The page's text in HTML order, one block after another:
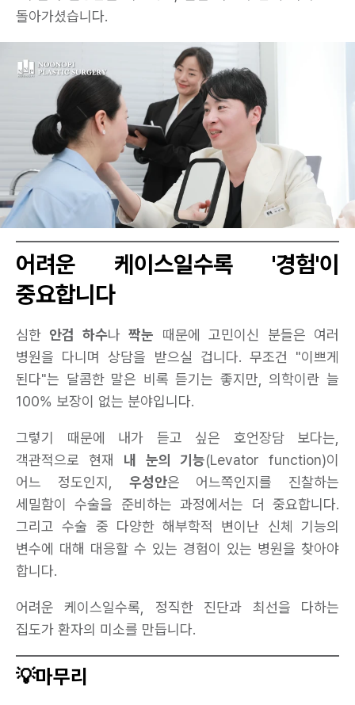
돌아가셨습니다.
어려운 케이스일수록 '경험'이
중요합니다
심한 안검 하수나짝눈 때문에 고민이신 분들은 여러
병원을 다니며 상담을 받으실 겁니다. 무조건 "이쁘게
된다"는 달콤한 말은 비록 듣기는 좋지만, 의학이란 늘
100% 보장이 없는 분야입니다.
그렇기 때문에 내가 듣고 싶은 호언장담 보다는,
객관적으로 현재 내 눈의 기능(Levator function)이
어느 정도인지, 우성안은 어느쪽인지를 진찰하는
세밀함이 수술을 준비하는 과정에서는 더 중요합니다.
그리고 수술 중 다양한 해부학적 변이난 신체 기능의
변수에 대해 대응할 수 있는 경험이 있는 병원을 찾아야
합니다.
어려운 케이스일수록, 정직한 진단과 최선을 다하는
집도가 환자의 미소를 만듭니다.
💡마무리